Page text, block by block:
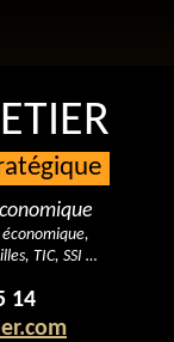
TIC, SSI …
14